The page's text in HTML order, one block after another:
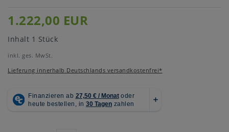
1.222,00 EUR
Inhalt 1 Stück
inkl. ges. MwSt.
Lieferung innerhalb Deutschlands versandkostenfrei*